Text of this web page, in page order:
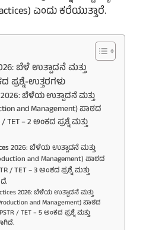
ಎಂದು ಕರೆಯುತ್ತಾರೆ.
ಬೆಳೆ ಉತ್ಪಾದನೆ ಮತ್ತು
ಪ್ರಶ್ನೆ-ಉತ್ತರಗಳು
2026: ಬೆಳೆಯ ಉತ್ಪಾದನೆ ಮತ್ತು
and Management) ಪಾಠದ
– 2 ಅಂಕದ ಪ್ರಶ್ನೆ ಮತ್ತು
2026: ಬೆಳೆಯ ಉತ್ಪಾದನೆ ಮತ್ತು
and Management) ಪಾಠದ
/ TET – 3 ಅಂಕದ ಪ್ರಶ್ನೆ ಮತ್ತು
2026: ಬೆಳೆಯ ಉತ್ಪಾದನೆ ಮತ್ತು
and Management) ಪಾಠದ
/ TET – 5 ಅಂಕದ ಪ್ರಶ್ನೆ ಮತ್ತು